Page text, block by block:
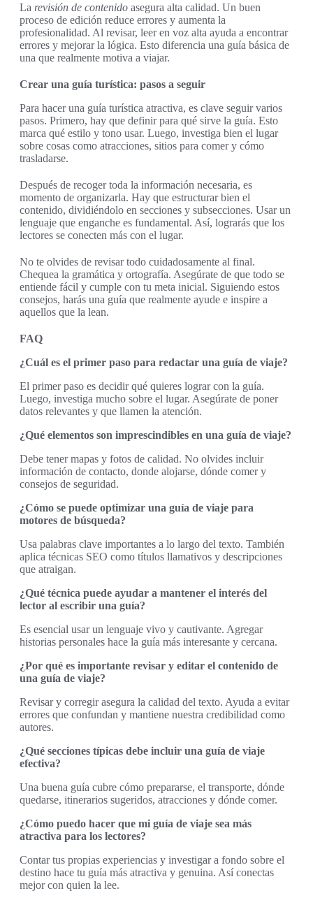
La revisión de contenido asegura alta calidad. Un buen
proceso de edición reduce errores y aumenta la
profesionalidad. Al revisar, leer en voz alta ayuda a encontrar
errores y mejorar la lógica. Esto diferencia una guía básica de
una que realmente motiva a viajar.
Crear una guía turística: pasos a seguir
Para hacer una guía turística atractiva, es clave seguir varios
pasos. Primero, hay que definir para qué sirve la guía. Esto
marca qué estilo y tono usar. Luego, investiga bien el lugar
sobre cosas como atracciones, sitios para comer y cómo
trasladarse.
Después de recoger toda la información necesaria, es
momento de organizarla. Hay que estructurar bien el
contenido, dividiéndolo en secciones y subsecciones. Usar un
lenguaje que enganche es fundamental. Así, lograrás que los
lectores se conecten más con el lugar.
No te olvides de revisar todo cuidadosamente al final.
Chequea la gramática y ortografía. Asegúrate de que todo se
entiende fácil y cumple con tu meta inicial. Siguiendo estos
consejos, harás una guía que realmente ayude e inspire a
aquellos que la lean.
FAQ
¿Cuál es el primer paso para redactar una guía de viaje?
El primer paso es decidir qué quieres lograr con la guía.
Luego, investiga mucho sobre el lugar. Asegúrate de poner
datos relevantes y que llamen la atención.
¿Qué elementos son imprescindibles en una guía de viaje?
Debe tener mapas y fotos de calidad. No olvides incluir
información de contacto, donde alojarse, dónde comer y
consejos de seguridad.
¿Cómo se puede optimizar una guía de viaje para
motores de búsqueda?
Usa palabras clave importantes a lo largo del texto. También
aplica técnicas SEO como títulos llamativos y descripciones
que atraigan.
¿Qué técnica puede ayudar a mantener el interés del
lector al escribir una guía?
Es esencial usar un lenguaje vivo y cautivante. Agregar
historias personales hace la guía más interesante y cercana.
¿Por qué es importante revisar y editar el contenido de
una guía de viaje?
Revisar y corregir asegura la calidad del texto. Ayuda a evitar
errores que confundan y mantiene nuestra credibilidad como
autores.
¿Qué secciones típicas debe incluir una guía de viaje
efectiva?
Una buena guía cubre cómo prepararse, el transporte, dónde
quedarse, itinerarios sugeridos, atracciones y dónde comer.
¿Cómo puedo hacer que mi guía de viaje sea más
atractiva para los lectores?
Contar tus propias experiencias y investigar a fondo sobre el
destino hace tu guía más atractiva y genuina. Así conectas
mejor con quien la lee.